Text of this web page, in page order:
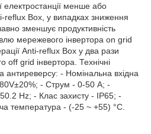
електростанції менше або
Box, у випадках зниження
зменшує продуктивність
мережевого інвертора on grid
Anti-reflux Box у два рази
off grid інвертора. Технічні
антиреверсу: - Номінальна вхідна
- Струм - 0-50 А; -
Hz; - Клас захисту - IP65; -
температура - (-25 ~ +55) °C.